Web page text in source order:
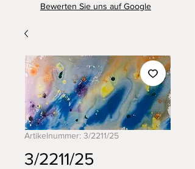
Bewerten Sie uns auf Google
Artikelnummer: 3/2211/25
3/2211/25